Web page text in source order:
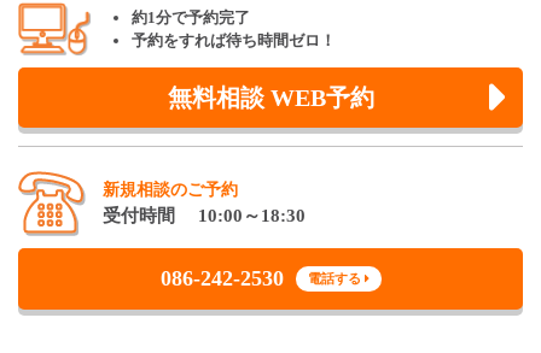
約1分で予約完了
予約をすれば待ち時間ゼロ！
無料相談 WEB予約
新規相談のご予約
受付時間 10:00～18:30
086-242-2530 電話する